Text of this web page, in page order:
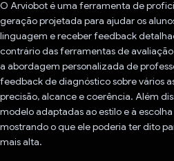
O Arviobot é uma ferramenta de
geração projetada para ajudar os
linguagem e receber feedback
contrário das ferramentas de
a abordagem personalizada de
feedback de diagnóstico sobre vários
precisão, alcance e coerência. Além
modelo adaptadas ao estilo e à
mostrando o que ele poderia ter dito
mais alta.